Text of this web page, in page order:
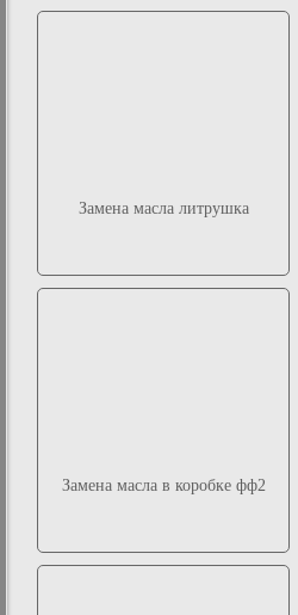
Замена масла литрушка
Замена масла в коробке фф2